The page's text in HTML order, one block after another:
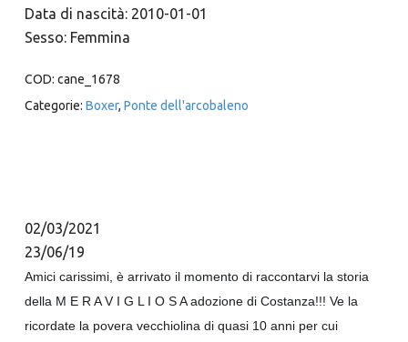
Data di nascità: 2010-01-01
Sesso: Femmina
COD: cane_1678
Categorie: Boxer, Ponte dell'arcobaleno
02/03/2021
23/06/19
Amici carissimi, è arrivato il momento di raccontarvi la storia
della M E R A V I G L I O S A adozione di Costanza!!! Ve la
ricordate la povera vecchiolina di quasi 10 anni per cui